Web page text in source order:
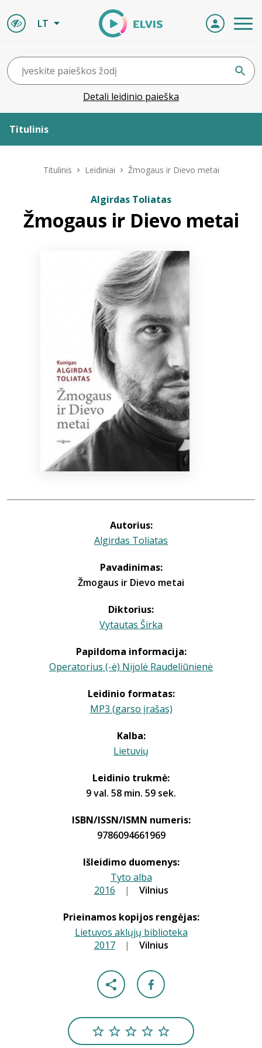
LT
Detali leidinio paieška
Titulinis
ELVIS atvyksta
+370 667 80 541
info@elvislab.lt
Titulinis Leidiniai Žmogaus ir Dievo metai
Algirdas Toliatas
Žmogaus ir Dievo metai
Autorius:
Algirdas Toliatas
Pavadinimas:
Žmogaus ir Dievo metai
Diktorius:
Vytautas Širka
Papildoma informacija:
Operatorius (-ė) Nijolė Raudeliūnienė
Leidinio formatas:
MP3 (garso įrašas)
Kalba:
Lietuvių
Leidinio trukmė:
9 val. 58 min. 59 sek.
ISBN/ISSN/ISMN numeris:
9786094661969
Išleidimo duomenys:
Tyto alba
2016 | Vilnius
Prieinamos kopijos rengėjas:
Lietuvos aklųjų biblioteka
2017 | Vilnius